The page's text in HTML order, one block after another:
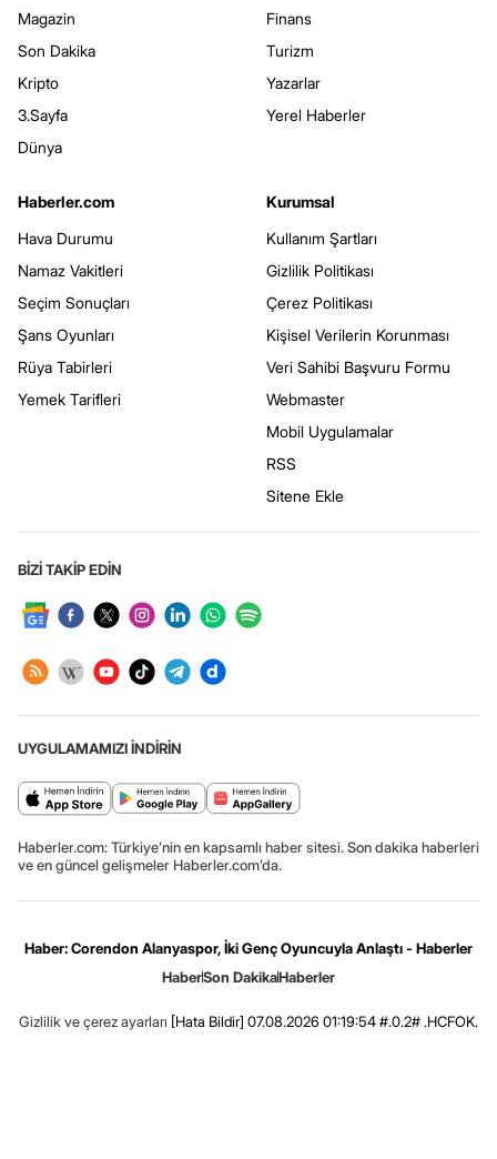
Magazin
Son Dakika
Kripto
3.Sayfa
Dünya
Finans
Turizm
Yazarlar
Yerel Haberler
Haberler.com
Hava Durumu
Namaz Vakitleri
Seçim Sonuçları
Şans Oyunları
Rüya Tabirleri
Yemek Tarifleri
Kurumsal
Kullanım Şartları
Gizlilik Politikası
Çerez Politikası
Kişisel Verilerin Korunması
Veri Sahibi Başvuru Formu
Webmaster
Mobil Uygulamalar
RSS
Sitene Ekle
BİZİ TAKİP EDİN
UYGULAMAMIZI İNDİRİN
Haberler.com: Türkiye’nin en kapsamlı haber sitesi. Son dakika haberleri
ve en güncel gelişmeler Haberler.com’da.
Haber: Corendon Alanyaspor, İki Genç Oyuncuyla Anlaştı - Haberler
HaberSon DakikaHaberler
Gizlilik ve çerez ayarları [Hata Bildir] 07.08.2026 01:19:54 #.0.2# .HCFOK.